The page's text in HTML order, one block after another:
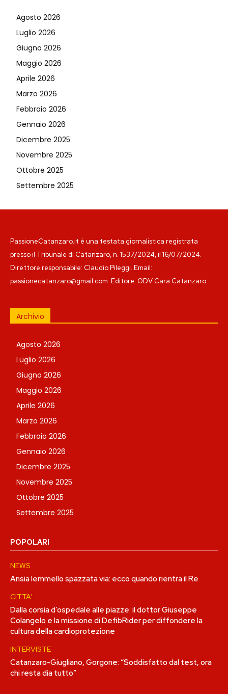
Agosto 2026
Luglio 2026
Giugno 2026
Maggio 2026
Aprile 2026
Marzo 2026
Febbraio 2026
Gennaio 2026
Dicembre 2025
Novembre 2025
Ottobre 2025
Settembre 2025
PassioneCatanzaro.it è una testata giornalistica registrata
presso il Tribunale di Catanzaro, n. 1537/2024, il 16/07/2024.
Direttore responsabile: Claudio Pileggi. Email:
passionecatanzaro@gmail.com. Editore: ODV Cara Catanzaro.
Archivio
Agosto 2026
Luglio 2026
Giugno 2026
Maggio 2026
Aprile 2026
Marzo 2026
Febbraio 2026
Gennaio 2026
Dicembre 2025
Novembre 2025
Ottobre 2025
Settembre 2025
POPOLARI
NEWS
Ansia Iemmello spazzata via: ecco quando rientra il Re
CITTA'
Dalla corsia d’ospedale alle piazze: il dottor Giuseppe
Colangelo e la missione di DefibRider per diffondere la
cultura della cardioprotezione
INTERVISTE
Catanzaro-Giugliano, Gorgone: “Soddisfatto dal test, ora
chi resta dia tutto”